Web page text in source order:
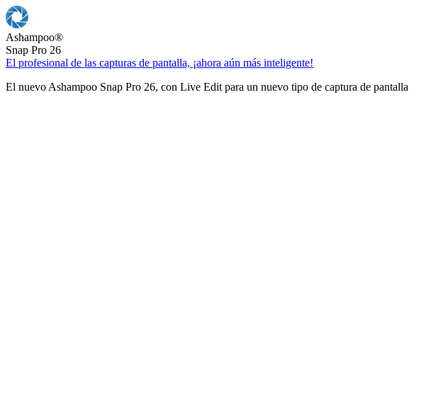
Ashampoo®
Snap Pro 26
El profesional de las capturas de pantalla, ¡ahora aún más inteligente!
El nuevo Ashampoo Snap Pro 26, con Live Edit para un nuevo tipo de captura de pantalla